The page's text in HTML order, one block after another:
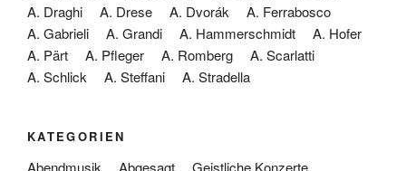
A. Draghi
A. Drese A. Dvorák
A. Ferrabosco
A. Gabrieli
A. Grandi A. Hammerschmidt
A. Hofer
A. Pärt
A. Pfleger A. Romberg
A. Scarlatti
A. Schlick
A. Steffani A. Stradella
KATEGORIEN
Abendmusik Abgesagt
Geistliche Konzerte